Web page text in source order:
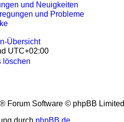
und Neuigkeiten
und Probleme
Übersicht
UTC+02:00
löschen
® Forum Software © phpBB Limited